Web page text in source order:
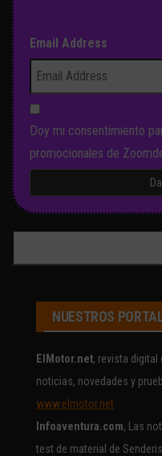
Email Address
Doy mi consentimiento
promocionales de
NUESTROS
ElMotor.net, revista
noticias, novedades y
www.elmotor.net
Infoaventura.com, Las
test de material de